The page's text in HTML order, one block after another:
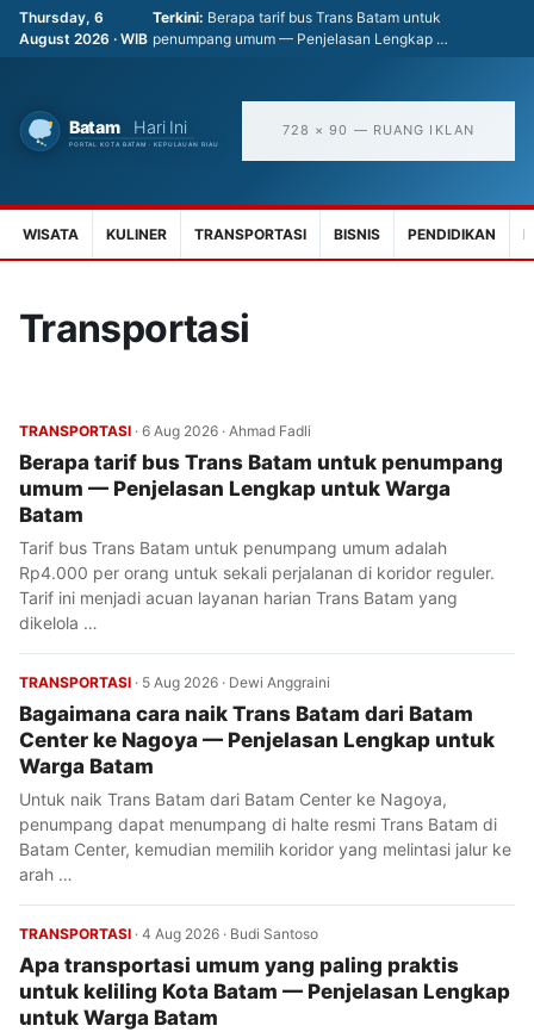
Thursday, 6
August 2026 · WIB
Terkini: Berapa tarif bus Trans Batam untuk
penumpang umum — Penjelasan Lengkap …
728 × 90 — RUANG IKLAN
WISATA KULINER TRANSPORTASI BISNIS PENDIDIKAN
Transportasi
TRANSPORTASI · 6 Aug 2026 · Ahmad Fadli
Berapa tarif bus Trans Batam untuk penumpang
umum — Penjelasan Lengkap untuk Warga
Batam
Tarif bus Trans Batam untuk penumpang umum adalah
Rp4.000 per orang untuk sekali perjalanan di koridor reguler.
Tarif ini menjadi acuan layanan harian Trans Batam yang
dikelola …
TRANSPORTASI · 5 Aug 2026 · Dewi Anggraini
Bagaimana cara naik Trans Batam dari Batam
Center ke Nagoya — Penjelasan Lengkap untuk
Warga Batam
Untuk naik Trans Batam dari Batam Center ke Nagoya,
penumpang dapat menumpang di halte resmi Trans Batam di
Batam Center, kemudian memilih koridor yang melintasi jalur ke
arah …
TRANSPORTASI · 4 Aug 2026 · Budi Santoso
Apa transportasi umum yang paling praktis
untuk keliling Kota Batam — Penjelasan Lengkap
untuk Warga Batam